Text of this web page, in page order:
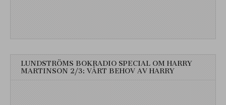
LUNDSTRÖMS BOKRADIO SPECIAL OM HARRY
MARTINSON 2/3: VÅRT BEHOV AV HARRY